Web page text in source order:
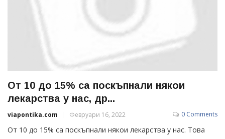
От 10 до 15% са поскъпнали някои
лекарства у нас, др...
viapontika.com Февруари 16, 2022 0 Comments
От 10 до 15% са поскъпнали някои лекарства у нас. Това